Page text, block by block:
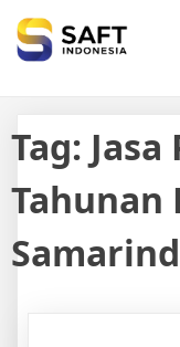
Solisi Perjakan Anda
Tag: Jasa
Tahunan